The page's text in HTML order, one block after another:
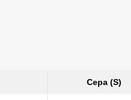
Сера (S)